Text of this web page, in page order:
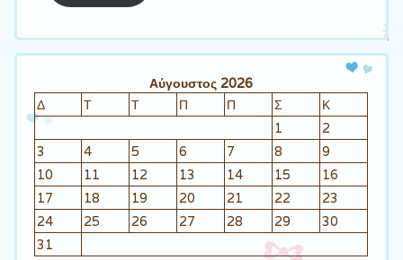
Αύγουστος 2026
Δ
Τ Τ Π Π Σ
Κ
1
2
3
4 5 6 7 8
9
10
11 12 13 14 15
16
17
18 19 20 21 22
23
24
25 26 27 28 29
30
31